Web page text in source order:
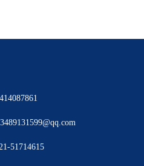
51714615